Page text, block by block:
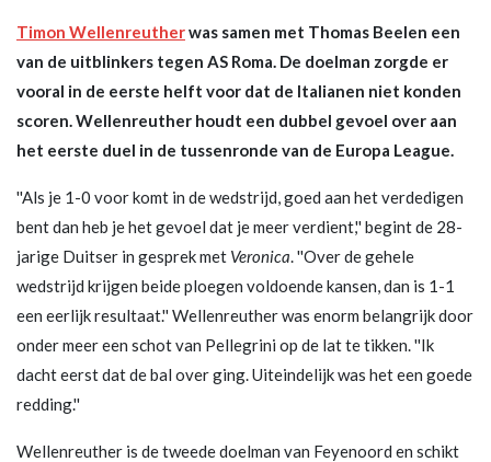
Timon Wellenreutherwas samen met Thomas Beelen een
van de uitblinkers tegen AS Roma. De doelman zorgde er
vooral in de eerste helft voor dat de Italianen niet konden
scoren. Wellenreuther houdt een dubbel gevoel over aan
het eerste duel in de tussenronde van de Europa League.
''Als je 1-0 voor komt in de wedstrijd, goed aan het verdedigen
bent dan heb je het gevoel dat je meer verdient,'' begint de 28-
jarige Duitser in gesprek met Veronica. ''Over de gehele
wedstrijd krijgen beide ploegen voldoende kansen, dan is 1-1
een eerlijk resultaat.'' Wellenreuther was enorm belangrijk door
onder meer een schot van Pellegrini op de lat te tikken. ''Ik
dacht eerst dat de bal over ging. Uiteindelijk was het een goede
redding.''
Wellenreuther is de tweede doelman van Feyenoord en schikt